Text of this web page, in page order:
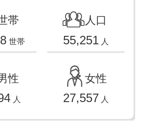
帯
世帯
人口
55,251 人
性
人
女性
27,557 人